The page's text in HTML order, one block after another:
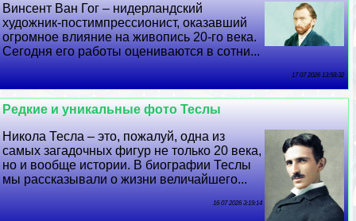
Винсент Ван Гог – нидерландский
художник-постимпрессионист, оказавший
огромное влияние на живопись 20-го века.
Сегодня его работы оцениваются в сотни...
17 07 2026 13:58:32
Редкие и уникальные фото Теслы
Никола Тесла – это, пожалуй, одна из
самых загадочных фигур не только 20 века,
но и вообще истории. В биографии Теслы
мы рассказывали о жизни величайшего...
16 07 2026 3:19:14